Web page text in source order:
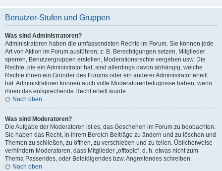
Benutzer-Stufen und Gruppen
Was sind Administratoren?
Administratoren haben die umfassendsten Rechte im Forum. Sie können jede
Art von Aktion im Forum ausführen; z. B. Berechtigungen setzen, Mitglieder
sperren, Benutzergruppen erstellen, Moderationsrechte vergeben usw. Die
Rechte, die ein Administrator hat, sind allerdings davon abhängig, welche
Rechte ihnen ein Gründer des Forums oder ein anderer Administrator erteilt
hat. Administratoren können auch volle Moderatorenbefugnisse haben, wenn
ihnen das entsprechende Recht erteilt wurde.
Nach oben
Was sind Moderatoren?
Die Aufgabe der Moderatoren ist es, das Geschehen im Forum zu beobachten.
Sie haben das Recht, in ihrem Bereich Beiträge zu ändern und zu löschen und
Themen zu schließen, zu öffnen, zu verschieben und zu teilen. Üblicherweise
verhindern Moderatoren, dass Mitglieder „offtopic“, d. h. etwas nicht zum
Thema Passendes, oder Beleidigendes bzw. Angreifendes schreiben.
Nach oben